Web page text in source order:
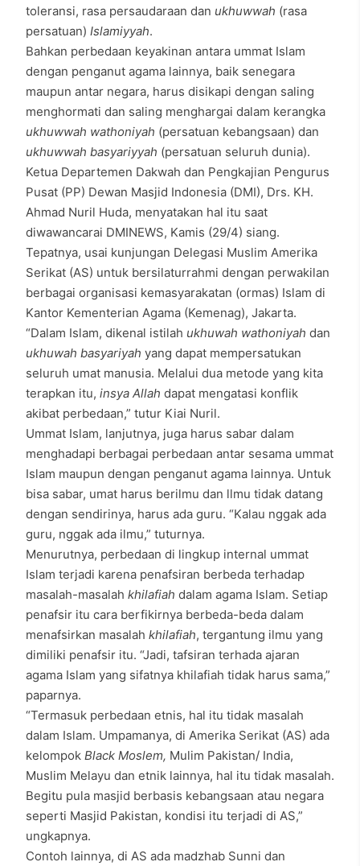
toleransi, rasa persaudaraan dan ukhuwwah (rasa
persatuan) Islamiyyah.
Bahkan perbedaan keyakinan antara ummat Islam
dengan penganut agama lainnya, baik senegara
maupun antar negara, harus disikapi dengan saling
menghormati dan saling menghargai dalam kerangka
ukhuwwah wathoniyah (persatuan kebangsaan) dan
ukhuwwah basyariyyah (persatuan seluruh dunia).
Ketua Departemen Dakwah dan Pengkajian Pengurus
Pusat (PP) Dewan Masjid Indonesia (DMI), Drs. KH.
Ahmad Nuril Huda, menyatakan hal itu saat
diwawancarai DMINEWS, Kamis (29/4) siang.
Tepatnya, usai kunjungan Delegasi Muslim Amerika
Serikat (AS) untuk bersilaturrahmi dengan perwakilan
berbagai organisasi kemasyarakatan (ormas) Islam di
Kantor Kementerian Agama (Kemenag), Jakarta.
“Dalam Islam, dikenal istilah ukhuwah wathoniyah dan
ukhuwah basyariyah yang dapat mempersatukan
seluruh umat manusia. Melalui dua metode yang kita
terapkan itu, insya Allah dapat mengatasi konflik
akibat perbedaan,” tutur Kiai Nuril.
Ummat Islam, lanjutnya, juga harus sabar dalam
menghadapi berbagai perbedaan antar sesama ummat
Islam maupun dengan penganut agama lainnya. Untuk
bisa sabar, umat harus berilmu dan llmu tidak datang
dengan sendirinya, harus ada guru. “Kalau nggak ada
guru, nggak ada ilmu,” tuturnya.
Menurutnya, perbedaan di lingkup internal ummat
Islam terjadi karena penafsiran berbeda terhadap
masalah-masalah khilafiah dalam agama Islam. Setiap
penafsir itu cara berfikirnya berbeda-beda dalam
menafsirkan masalah khilafiah, tergantung ilmu yang
dimiliki penafsir itu. “Jadi, tafsiran terhada ajaran
agama Islam yang sifatnya khilafiah tidak harus sama,”
paparnya.
“Termasuk perbedaan etnis, hal itu tidak masalah
dalam Islam. Umpamanya, di Amerika Serikat (AS) ada
kelompok Black Moslem, Mulim Pakistan/ India,
Muslim Melayu dan etnik lainnya, hal itu tidak masalah.
Begitu pula masjid berbasis kebangsaan atau negara
seperti Masjid Pakistan, kondisi itu terjadi di AS,”
ungkapnya.
Contoh lainnya, di AS ada madzhab Sunni dan